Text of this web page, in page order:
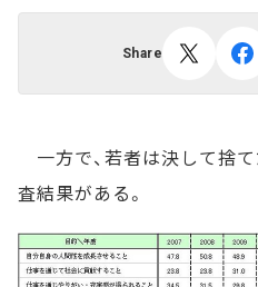
Share
一方で、若者は決して捨
査結果がある。